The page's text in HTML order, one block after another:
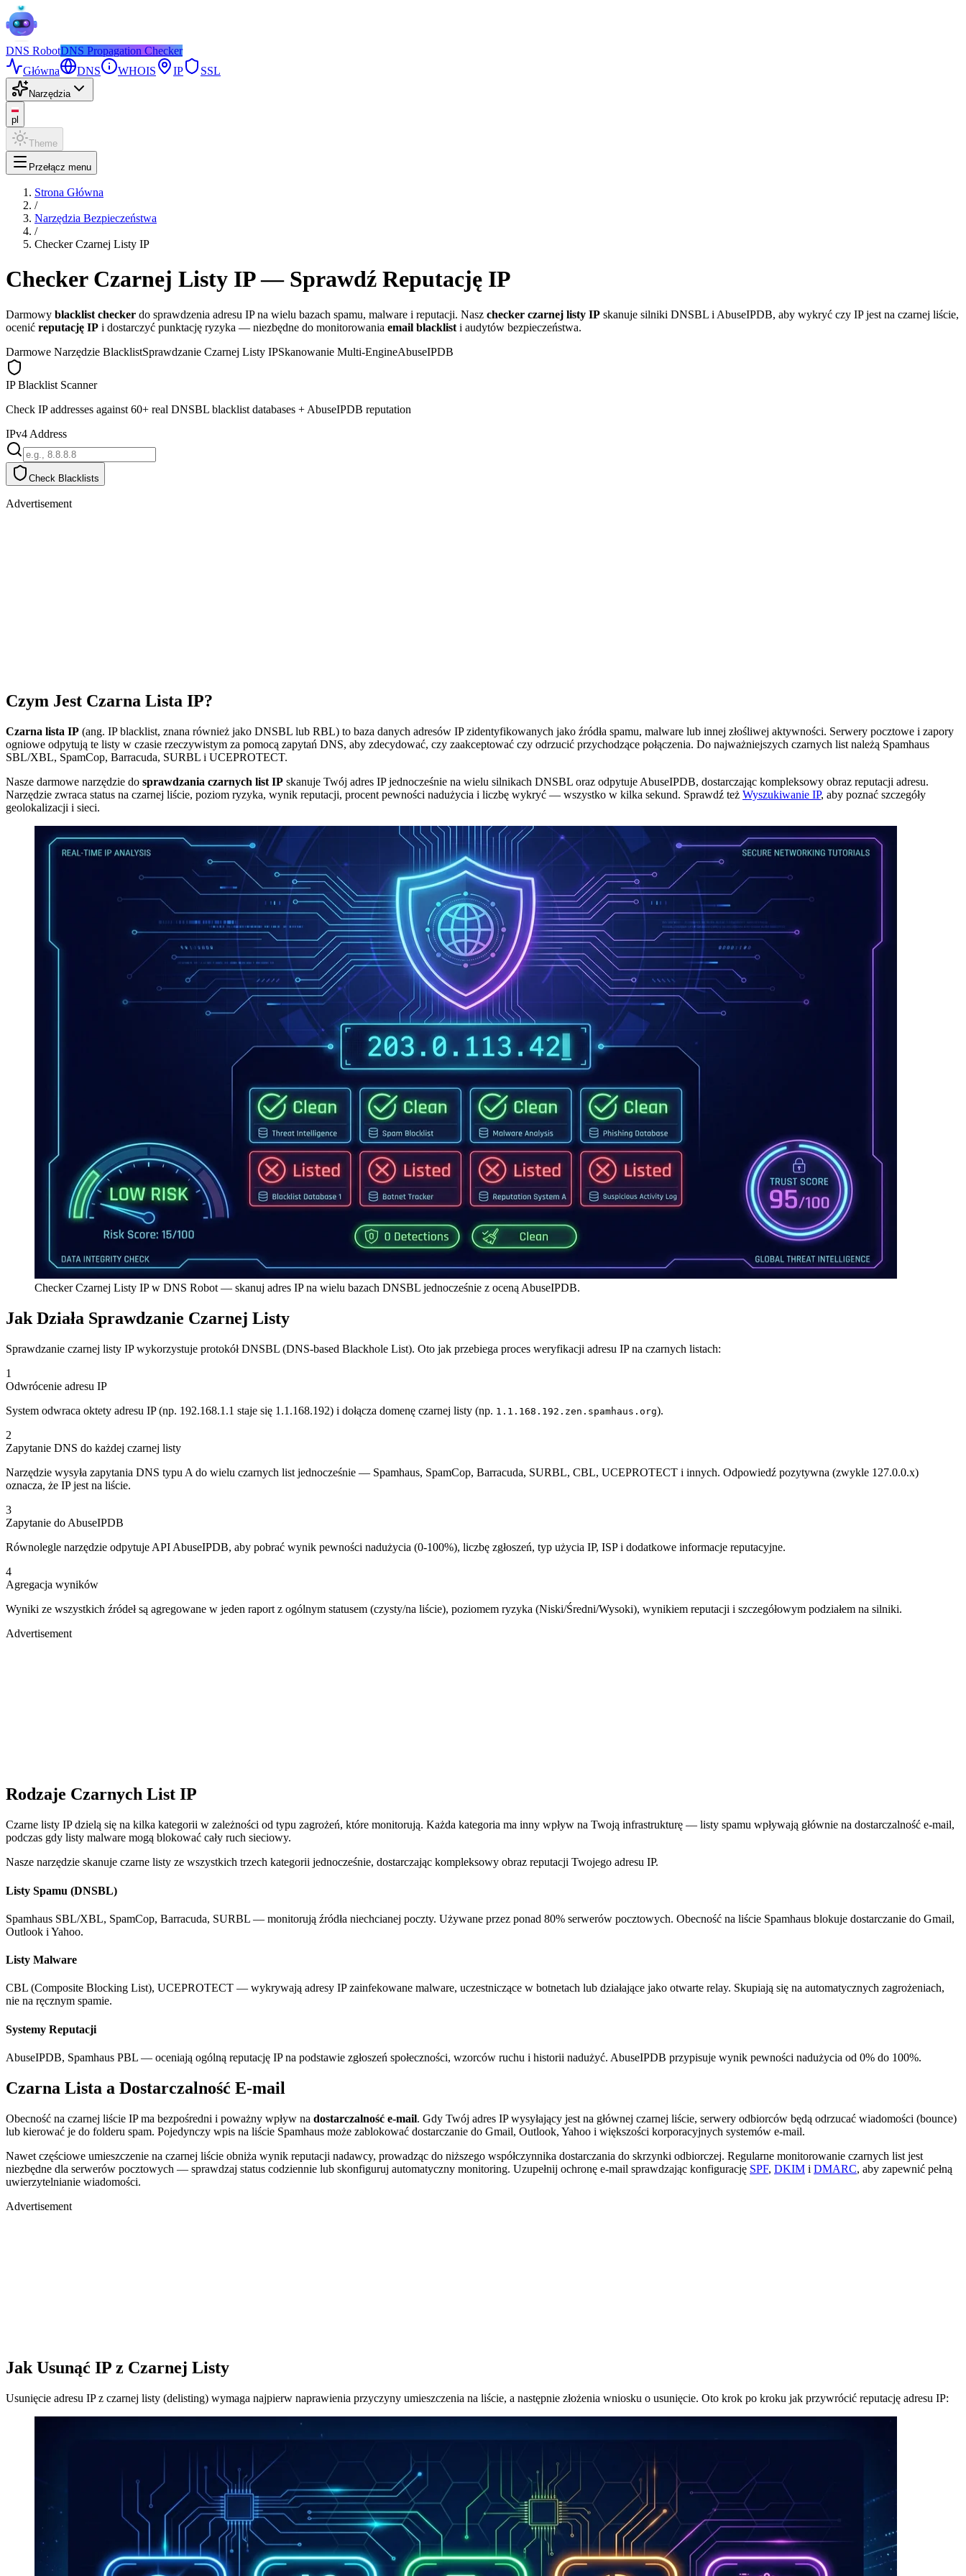
DNS RobotDNS Propagation Checker
Główna
DNS WHOIS IP SSL
Narzędzia
pl
Theme
Przełącz menu
Strona Główna
/
Narzędzia Bezpieczeństwa
/
Checker Czarnej Listy IP
Checker Czarnej Listy IP — Sprawdź Reputację IP
Darmowy blacklist checker do sprawdzenia adresu IP na wielu bazach spamu, malware i reputacji. Nasz checker czarnej listy IP skanuje silniki DNSBL i AbuseIPDB, aby wykryć czy IP jest na czarnej liście,
ocenić reputację IP i dostarczyć punktację ryzyka — niezbędne do monitorowania email blacklist i audytów bezpieczeństwa.
Darmowe Narzędzie BlacklistSprawdzanie Czarnej Listy IPSkanowanie Multi-EngineAbuseIPDB
IP Blacklist Scanner
Check IP addresses against 60+ real DNSBL blacklist databases + AbuseIPDB reputation
IPv4 Address
Check Blacklists
Advertisement
Czym Jest Czarna Lista IP?
Czarna lista IP (ang. IP blacklist, znana również jako DNSBL lub RBL) to baza danych adresów IP zidentyfikowanych jako źródła spamu, malware lub innej złośliwej aktywności. Serwery pocztowe i zapory
ogniowe odpytują te listy w czasie rzeczywistym za pomocą zapytań DNS, aby zdecydować, czy zaakceptować czy odrzucić przychodzące połączenia. Do najważniejszych czarnych list należą Spamhaus
SBL/XBL, SpamCop, Barracuda, SURBL i UCEPROTECT.
Nasze darmowe narzędzie do sprawdzania czarnych list IP skanuje Twój adres IP jednocześnie na wielu silnikach DNSBL oraz odpytuje AbuseIPDB, dostarczając kompleksowy obraz reputacji adresu.
Narzędzie zwraca status na czarnej liście, poziom ryzyka, wynik reputacji, procent pewności nadużycia i liczbę wykryć — wszystko w kilka sekund. Sprawdź też Wyszukiwanie IP, aby poznać szczegóły
geolokalizacji i sieci.
Checker Czarnej Listy IP w DNS Robot — skanuj adres IP na wielu bazach DNSBL jednocześnie z oceną AbuseIPDB.
Jak Działa Sprawdzanie Czarnej Listy
Sprawdzanie czarnej listy IP wykorzystuje protokół DNSBL (DNS-based Blackhole List). Oto jak przebiega proces weryfikacji adresu IP na czarnych listach:
1
Odwrócenie adresu IP
System odwraca oktety adresu IP (np. 192.168.1.1 staje się 1.1.168.192) i dołącza domenę czarnej listy (np. 1.1.168.192.zen.spamhaus.org).
2
Zapytanie DNS do każdej czarnej listy
Narzędzie wysyła zapytania DNS typu A do wielu czarnych list jednocześnie — Spamhaus, SpamCop, Barracuda, SURBL, CBL, UCEPROTECT i innych. Odpowiedź pozytywna (zwykle 127.0.0.x)
oznacza, że IP jest na liście.
3
Zapytanie do AbuseIPDB
Równolegle narzędzie odpytuje API AbuseIPDB, aby pobrać wynik pewności nadużycia (0-100%), liczbę zgłoszeń, typ użycia IP, ISP i dodatkowe informacje reputacyjne.
4
Agregacja wyników
Wyniki ze wszystkich źródeł są agregowane w jeden raport z ogólnym statusem (czysty/na liście), poziomem ryzyka (Niski/Średni/Wysoki), wynikiem reputacji i szczegółowym podziałem na silniki.
Advertisement
Rodzaje Czarnych List IP
Czarne listy IP dzielą się na kilka kategorii w zależności od typu zagrożeń, które monitorują. Każda kategoria ma inny wpływ na Twoją infrastrukturę — listy spamu wpływają głównie na dostarczalność e-mail,
podczas gdy listy malware mogą blokować cały ruch sieciowy.
Nasze narzędzie skanuje czarne listy ze wszystkich trzech kategorii jednocześnie, dostarczając kompleksowy obraz reputacji Twojego adresu IP.
Listy Spamu (DNSBL)
Spamhaus SBL/XBL, SpamCop, Barracuda, SURBL — monitorują źródła niechcianej poczty. Używane przez ponad 80% serwerów pocztowych. Obecność na liście Spamhaus blokuje dostarczanie do Gmail,
Outlook i Yahoo.
Listy Malware
CBL (Composite Blocking List), UCEPROTECT — wykrywają adresy IP zainfekowane malware, uczestniczące w botnetach lub działające jako otwarte relay. Skupiają się na automatycznych zagrożeniach,
nie na ręcznym spamie.
Systemy Reputacji
AbuseIPDB, Spamhaus PBL — oceniają ogólną reputację IP na podstawie zgłoszeń społeczności, wzorców ruchu i historii nadużyć. AbuseIPDB przypisuje wynik pewności nadużycia od 0% do 100%.
Czarna Lista a Dostarczalność E-mail
Obecność na czarnej liście IP ma bezpośredni i poważny wpływ na dostarczalność e-mail. Gdy Twój adres IP wysyłający jest na głównej czarnej liście, serwery odbiorców będą odrzucać wiadomości (bounce)
lub kierować je do folderu spam. Pojedynczy wpis na liście Spamhaus może zablokować dostarczanie do Gmail, Outlook, Yahoo i większości korporacyjnych systemów e-mail.
Nawet częściowe umieszczenie na czarnej liście obniża wynik reputacji nadawcy, prowadząc do niższego współczynnika dostarczania do skrzynki odbiorczej. Regularne monitorowanie czarnych list jest
niezbędne dla serwerów pocztowych — sprawdzaj status codziennie lub skonfiguruj automatyczny monitoring. Uzupełnij ochronę e-mail sprawdzając konfigurację SPF, DKIM i DMARC, aby zapewnić pełną
uwierzytelnianie wiadomości.
Advertisement
Jak Usunąć IP z Czarnej Listy
Usunięcie adresu IP z czarnej listy (delisting) wymaga najpierw naprawienia przyczyny umieszczenia na liście, a następnie złożenia wniosku o usunięcie. Oto krok po kroku jak przywrócić reputację adresu IP: